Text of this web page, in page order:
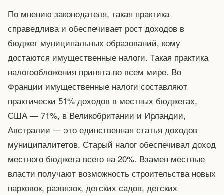
По мнению законодателя, такая практика
справедлива и обеспечивает рост доходов в
бюджет муниципальных образований, кому
достаются имущественные налоги. Такая практика
налогообложения принята во всем мире. Во
Франции имущественные налоги составляют
практически 51% доходов в местных бюджетах,
США — 71%, в Великобритании и Ирландии,
Австралии — это единственная статья доходов
муниципалитетов. Старый налог обеспечивал доход
местного бюджета всего на 20%. Взамен местные
власти получают возможность строительства новых
парковок, развязок, детских садов, детских